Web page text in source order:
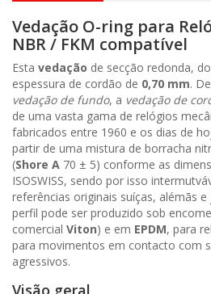
Vedação O-ring para
NBR / FKM compatível
Esta vedação de secção redonda,
espessura de cordão de 0,70 mm.
vedação de fundo, a vedação de
de uma vasta gama de relógios
fabricados entre 1960 e os dias de
partir de uma mistura de borracha
(Shore A 70 ± 5) conforme as
ISOSWISS, sendo por isso
referências originais suíças, alémãs
perfil pode ser produzido sob
comercial Viton) e em EPDM, para
para movimentos em contacto com
agressivos.
Visão geral